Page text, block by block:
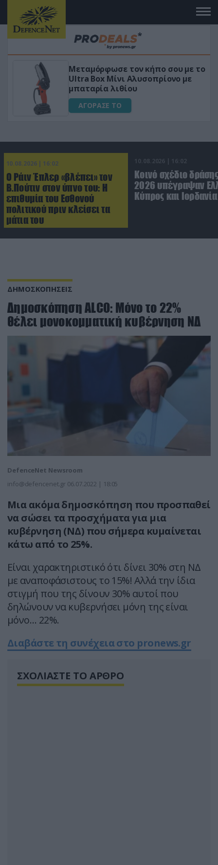
«Μαγική» φόρμουλα τριβόλι + VIP
για αύξηση της λίμπιντο
ΑΓΟΡΑΣΕ ΤΟ
10.08.2026 | 16:02
Ο Ράιν Έπλερ «βλέπει» τον
Β.Πούτιν στον ύπνο του: Η
επιθυμία του Εσθονού
πολιτικού πριν κλείσει τα
μάτια του
10.08.2026 | 16:02
Κοινό σχέδιο
2026 υπέγραψαν
Κύπρος και Ιορδανία
ΔΗΜΟΣΚΟΠΗΣΕΙΣ
Δημοσκόπηση ALCO: Μόνο το 22%
θέλει μονοκομματική κυβέρνηση ΝΔ
DefenceNet Newsroom
info@defencenet.gr 06.07.2022 | 18:05
Μια ακόμα δημοσκόπηση που προσπαθεί
να σώσει τα προσχήματα για μια
κυβέρνηση (ΝΔ) που σήμερα κυμαίνεται
κάτω από το 25%.
Είναι χαρακτηριστικό ότι δίνει 30% στη ΝΔ
με αναποφάσιστους το 15%! Αλλά την ίδια
στιγμή που της δίνουν 30% αυτοί που
δηλώνουν να κυβερνήσει μόνη της είναι
μόνο… 22%.
Διαβάστε τη συνέχεια στο pronews.gr
ΣΧΟΛΙΑΣΤΕ ΤΟ ΑΡΘΡΟ